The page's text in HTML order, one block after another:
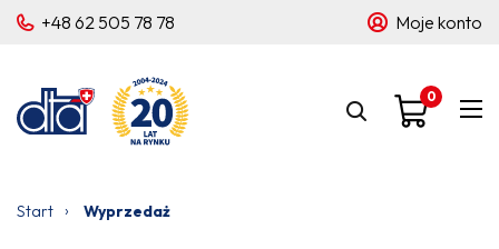
+48 62 505 78 78 Moje konto
0
Start › Wyprzedaż